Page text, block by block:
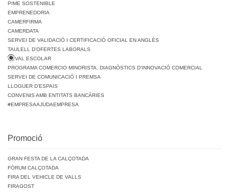
PIME SOSTENIBLE
EMPRENEDORIA
CAMERFIRMA
CAMERDATA
SERVEI DE VALIDACIÓ I CERTIFICACIÓ OFICIAL EN ANGLÈS
TAULELL D’OFERTES LABORALS
VAL ESCOLAR
PROGRAMA COMERCIO MINORISTA. DIAGNÒSTICS D’INNOVACIÓ COMERCIAL
SERVEI DE COMUNICACIÓ I PREMSA
LLOGUER D’ESPAIS
CONVENIS AMB ENTITATS BANCÀRIES
#EMPRESAAJUDAEMPRESA
Promoció
GRAN FESTA DE LA CALÇOTADA
FÒRUM CALÇOTADA
FIRA DEL VEHICLE DE VALLS
FIRAGOST